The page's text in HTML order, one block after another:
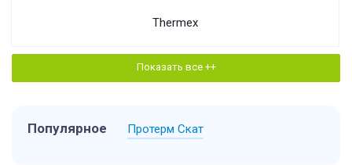
Thermex
Показать все ++
Популярное Протерм Скат